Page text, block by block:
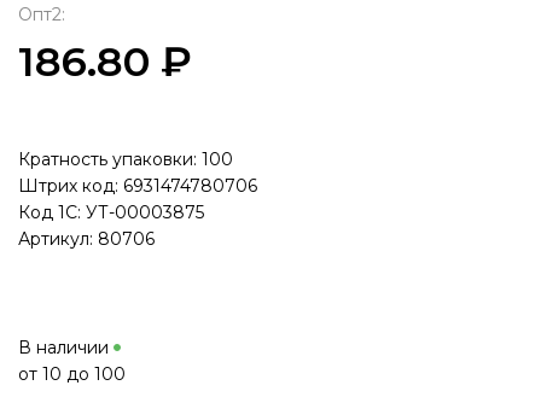
Опт2:
186.80 ₽
Кратность упаковки: 100
Штрих код: 6931474780706
Код 1С: УТ-00003875
Артикул: 80706
В наличии
от 10 до 100